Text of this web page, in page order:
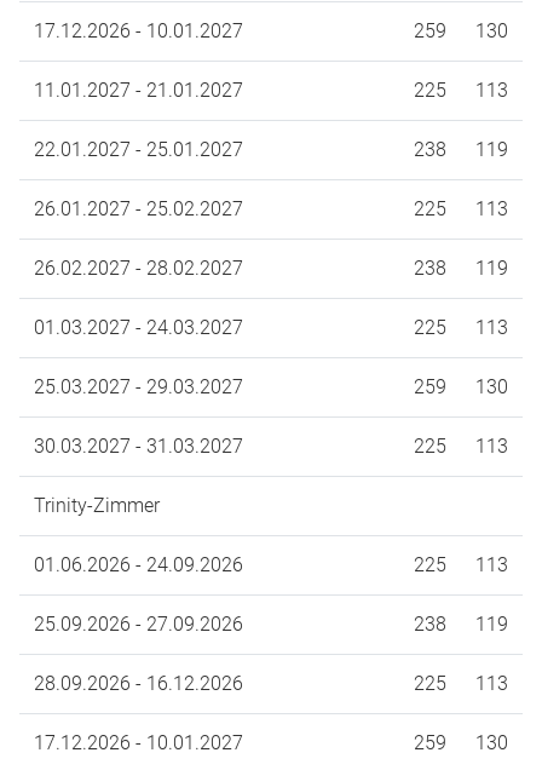
17.12.2026 - 10.01.2027 259 130
11.01.2027 - 21.01.2027 225 113
22.01.2027 - 25.01.2027 238 119
26.01.2027 - 25.02.2027 225 113
26.02.2027 - 28.02.2027 238 119
01.03.2027 - 24.03.2027 225 113
25.03.2027 - 29.03.2027 259 130
30.03.2027 - 31.03.2027 225 113
Trinity-Zimmer
01.06.2026 - 24.09.2026 225 113
25.09.2026 - 27.09.2026 238 119
28.09.2026 - 16.12.2026 225 113
17.12.2026 - 10.01.2027 259 130